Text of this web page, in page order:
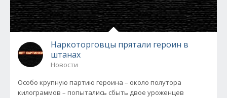
Наркоторговцы прятали героин в
штанах
Новости
Особо крупную партию героина – около полутора
килограммов – попытались сбыть двое уроженцев